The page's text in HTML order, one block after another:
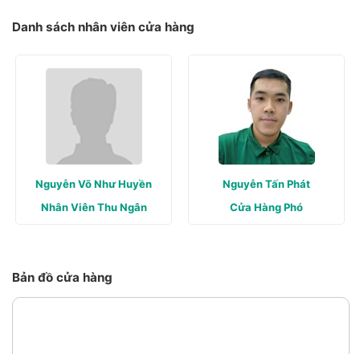
Danh sách nhân viên cửa hàng
Nguyễn Võ Như Huyền
Nhân Viên Thu Ngân
Nguyễn Tấn Phát
Cửa Hàng Phó
Bản đồ cửa hàng